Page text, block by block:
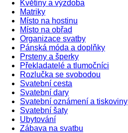
Květiny a výzdoba
Matriky
Místo na hostinu
Místo na obřad
Organizace svatby
Pánská móda a doplňky
Prsteny a šperky
Překladatelé a tlumočníci
Rozlučka se svobodou
Svatební cesta
Svatební dary
Svatební oznámení a tiskoviny
Svatební šaty
Ubytování
Zábava na svatbu